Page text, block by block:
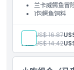
兰卡威鳄鱼冒
1包鳄鱼饲料
鳄鱼钓鱼体验
成人: US$ 16.87
儿童:US$ 14.42